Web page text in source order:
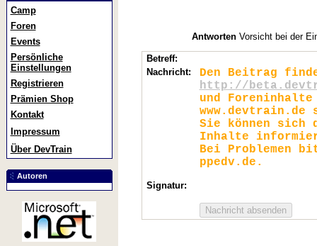
Camp
Foren
Events
Persönliche
Einstellungen
Registrieren
Prämien Shop
Kontakt
Impressum
Über DevTrain
Autoren
Antworten Vorsicht bei der
Betreff:
Nachricht:
Den Beitrag
http://
und
Sie können
Inhalte
Bei Problemen
ppedv.de.
Signatur: